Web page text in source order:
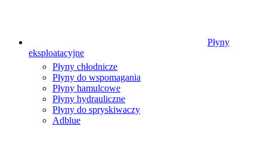
Płyny
eksploatacyjne
Płyny chłodnicze
Płyny do wspomagania
Płyny hamulcowe
Płyny hydrauliczne
Płyny do spryskiwaczy
Adblue